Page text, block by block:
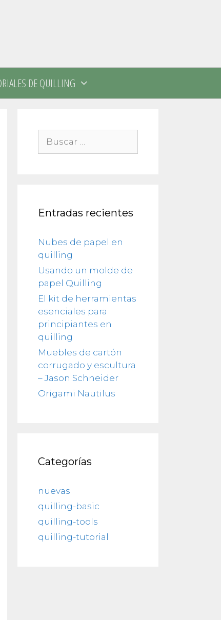
DE QUILLING
Entradas recientes
Nubes de papel en
quilling
Usando un molde de
papel Quilling
El kit de herramientas
esenciales para
principiantes en
quilling
Muebles de cartón
corrugado y escultura
– Jason Schneider
Origami Nautilus
Categorías
nuevas
quilling-basic
quilling-tools
quilling-tutorial